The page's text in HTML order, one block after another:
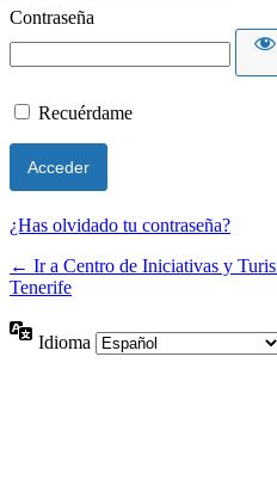
Contraseña
Recuérdame
¿Has olvidado tu contraseña?
← Ir a Centro de Iniciativas y
Tenerife
Idioma